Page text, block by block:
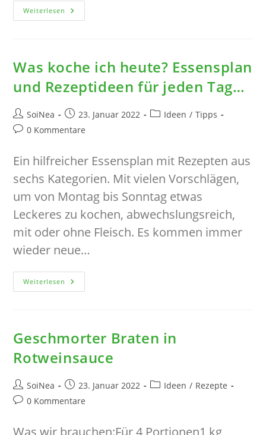
Weiterlesen Pasta
Carbonara
Was koche ich heute? Essensplan
und Rezeptideen für jeden Tag…
Beitrags-
Autor:
SoiNea
Beitrag
veröffentlicht:
23. Januar 2022
Beitrags-
Ideen / Tipps
Beitrags-
0 Kommentare
Ein hilfreicher Essensplan mit Rezepten aus
sechs Kategorien. Mit vielen Vorschlägen,
um von Montag bis Sonntag etwas
Leckeres zu kochen, abwechslungsreich,
mit oder ohne Fleisch. Es kommen immer
wieder neue…
Weiterlesen Was
Koche
Rezeptideen
Für
Tag…
Geschmorter Braten in
Rotweinsauce
Beitrags-
Autor:
SoiNea
Beitrag
veröffentlicht:
23. Januar 2022
Beitrags-
Ideen / Rezepte
Beitrags-
0 Kommentare
Was wir brauchen:Für 4 Portionen1 kg